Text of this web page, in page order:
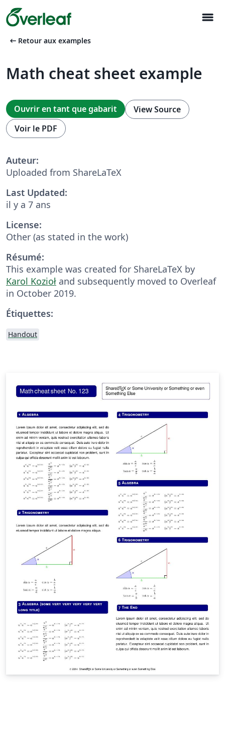
menu
arrow_left_alt Retour aux examples
Math cheat sheet example
Ouvrir en tant que gabarit
View Source
Voir le PDF
Auteur:
Uploaded from ShareLaTeX
Last Updated:
il y a 7 ans
License:
Other (as stated in the work)
Résumé:
This example was created for ShareLaTeX by
Karol Kozioł and subsequently moved to Overleaf
in October 2019.
Étiquettes:
Handout